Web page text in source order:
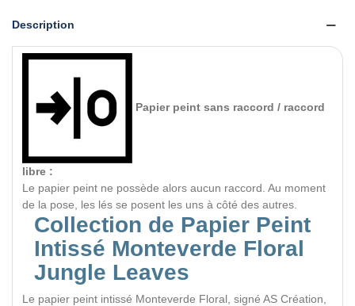
Description
Papier peint sans raccord / raccord
libre :
Le papier peint ne possède alors aucun raccord. Au moment
de la pose, les lés se posent les uns à côté des autres.
Collection de Papier Peint
Intissé Monteverde Floral
Jungle Leaves
Le papier peint intissé Monteverde Floral, signé AS Création,